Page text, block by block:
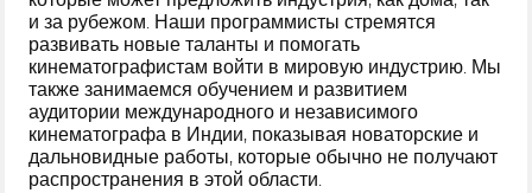
и за рубежом. Наши программисты стремятся
развивать новые таланты и помогать
кинематографистам войти в мировую индустрию. Мы
также занимаемся обучением и развитием
аудитории международного и независимого
кинематографа в Индии, показывая новаторские и
дальновидные работы, которые обычно не получают
распространения в этой области.